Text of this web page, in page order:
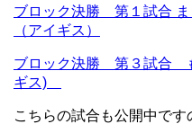
ブロック決勝 第１試合
（アイギス）
ブロック決勝 第３試合
ギス)
こちらの試合も公開中です